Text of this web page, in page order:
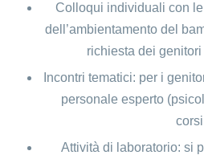
Colloqui individuali con
dell’ambientamento del
richiesta dei
Incontri tematici: per i
personale esperto
Attività di laboratorio: si